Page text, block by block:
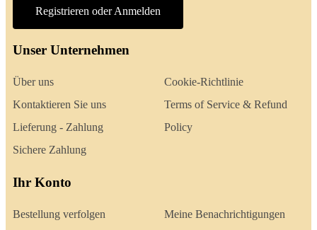
Registrieren oder Anmelden
Unser Unternehmen
Über uns
Kontaktieren Sie uns
Lieferung - Zahlung
Sichere Zahlung
Cookie-Richtlinie
Terms of Service & Refund
Policy
Ihr Konto
Bestellung verfolgen
Meine Benachrichtigungen